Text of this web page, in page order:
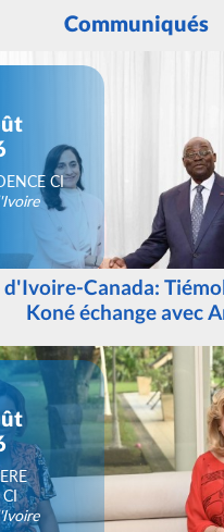
Communiqués
CI
d'Ivoire-Canada:
Koné échange avec